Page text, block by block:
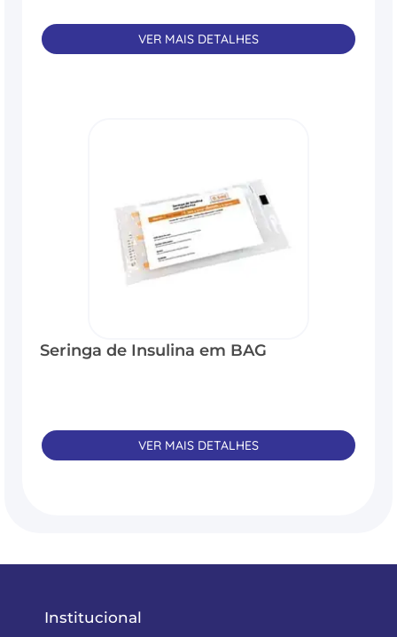
VER MAIS DETALHES
Seringa de Insulina em BAG
VER MAIS DETALHES
Institucional